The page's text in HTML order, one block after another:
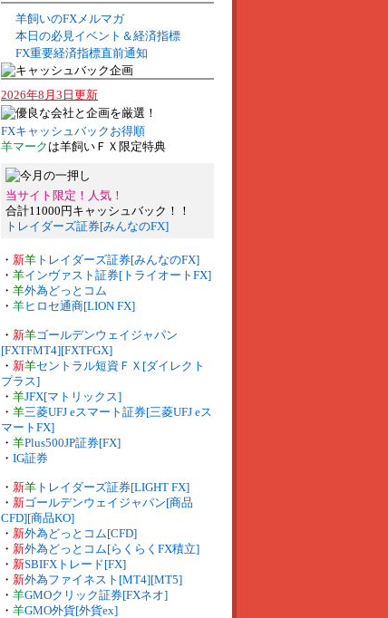
羊飼いのFXメルマガ
本日の必見イベント＆経済指標
FX重要経済指標直前通知
2026年8月3日更新
FXキャッシュバックお得順
羊マーク は羊飼いＦＸ限定特典
当サイト限定！人気！
合計11000円キャッシュバック！！
トレイダーズ証券[みんなのFX]
・ 新羊 トレイダーズ証券[みんなのFX]
・ 羊インヴァスト証券[トライオートFX]
・ 羊外為どっとコム
・ 羊ヒロセ通商[LION FX]
・ 新羊ゴールデンウェイジャパン
[FXTFMT4][FXTFGX]
・ 新羊セントラル短資ＦＸ[ダイレクト
プラス]
・ 羊JFX[マトリックス]
・ 羊三菱UFJ eスマート証券[三菱UFJ eス
マートFX]
・ 羊Plus500JP証券[FX]
・ IG証券
・ 新羊 トレイダーズ証券[LIGHT FX]
・ 新ゴールデンウェイジャパン[商品
CFD][商品KO]
・ 新外為どっとコム[CFD]
・ 新外為どっとコム[らくらくFX積立]
・ 新SBIFXトレード[FX]
・ 新外為ファイネスト[MT4][MT5]
・ 羊GMOクリック証券[FXネオ]
・ 羊GMO外貨[外貨ex]